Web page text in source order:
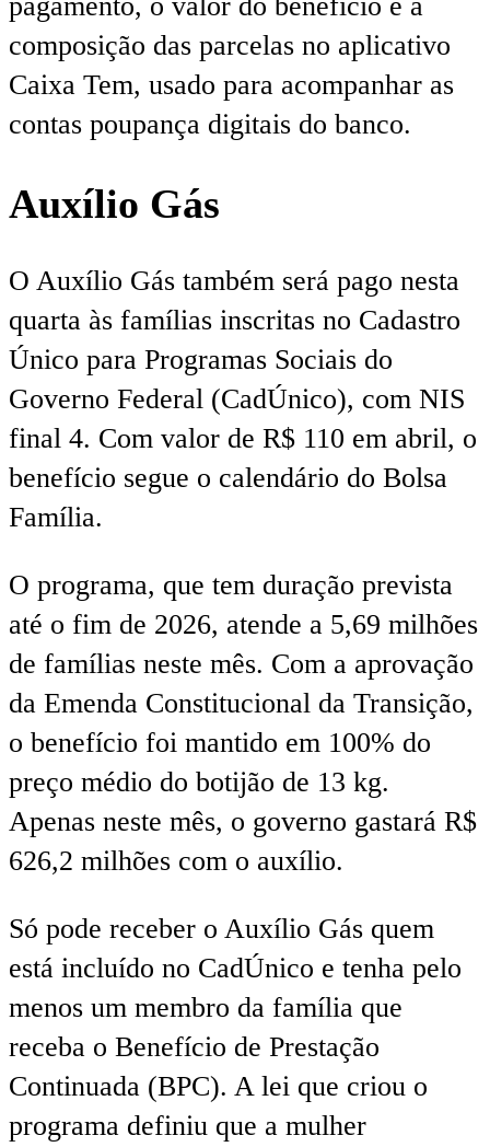
composição das parcelas no aplicativo
Caixa Tem, usado para acompanhar as
contas poupança digitais do banco.
Auxílio Gás
O Auxílio Gás também será pago nesta
quarta às famílias inscritas no Cadastro
Único para Programas Sociais do
Governo Federal (CadÚnico), com NIS
final 4. Com valor de R$ 110 em abril, o
benefício segue o calendário do Bolsa
Família.
O programa, que tem duração prevista
até o fim de 2026, atende a 5,69 milhões
de famílias neste mês. Com a aprovação
da Emenda Constitucional da Transição,
o benefício foi mantido em 100% do
preço médio do botijão de 13 kg.
Apenas neste mês, o governo gastará R$
626,2 milhões com o auxílio.
Só pode receber o Auxílio Gás quem
está incluído no CadÚnico e tenha pelo
menos um membro da família que
receba o Benefício de Prestação
Continuada (BPC). A lei que criou o
programa definiu que a mulher